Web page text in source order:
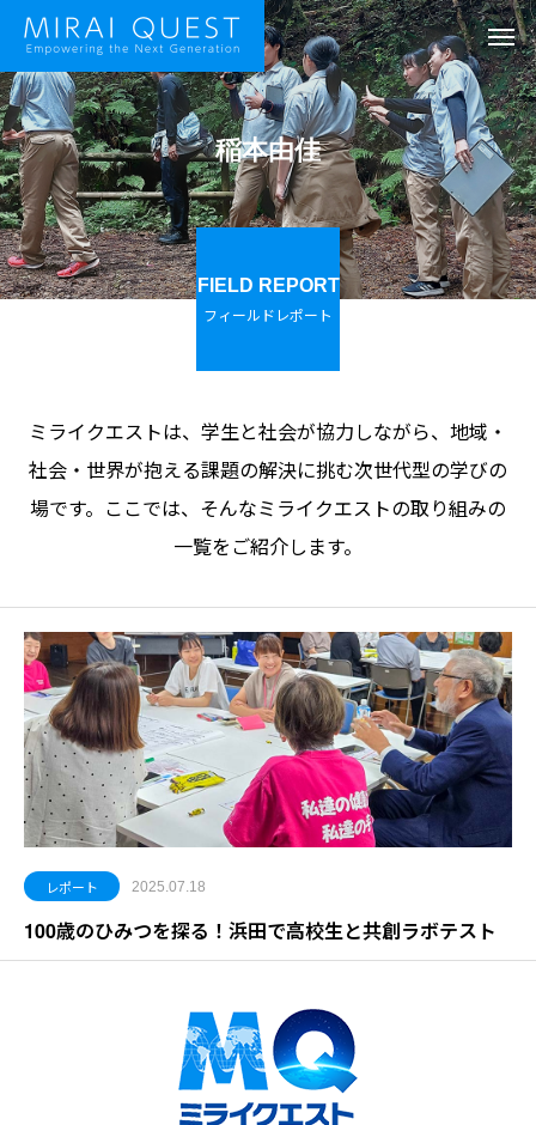
稲本由佳
FIELD REPORT
フィールドレポート
ミライクエストは、学生と社会が協力しながら、地域・
社会・世界が抱える課題の解決に挑む次世代型の学びの
場です。ここでは、そんなミライクエストの取り組みの
一覧をご紹介します。
レポート 2025.07.18
100歳のひみつを探る！浜田で高校生と共創ラボテスト